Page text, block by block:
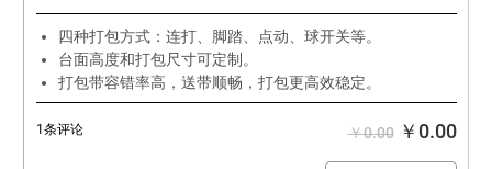
四种打包方式：连打、脚踏、点动、球开关等。
台面高度和打包尺寸可定制。
打包带容错率高，送带顺畅，打包更高效稳定。
￥0.00￥0.00
1条评论